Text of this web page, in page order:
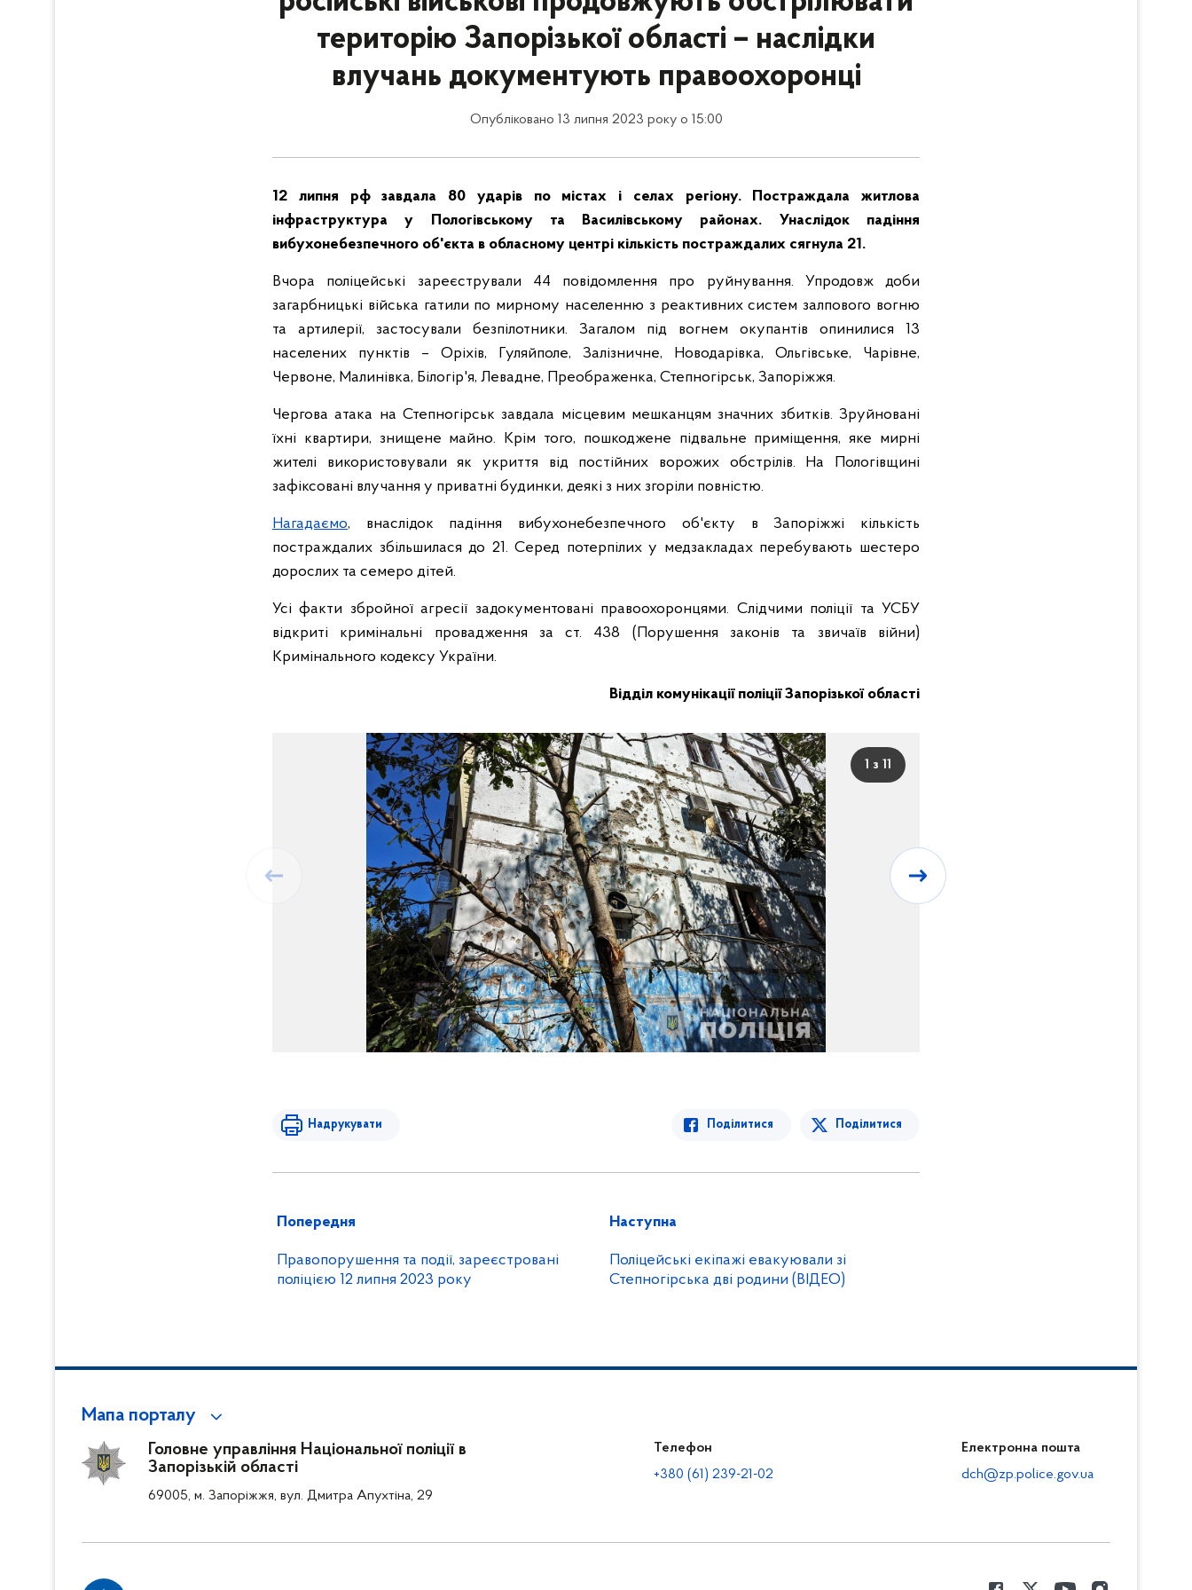
територію Запорізької області – наслідки
влучань документують правоохоронці
Опубліковано 13 липня 2023 року о 15:00
12 липня рф завдала 80 ударів по містах і селах регіону. Постраждала житлова
інфраструктура у Пологівському та Василівському районах. Унаслідок падіння
вибухонебезпечного об'єкта в обласному центрі кількість постраждалих сягнула 21.
Вчора поліцейські зареєстрували 44 повідомлення про руйнування. Упродовж доби
загарбницькі війська гатили по мирному населенню з реактивних систем залпового вогню
та артилерії, застосували безпілотники. Загалом під вогнем окупантів опинилися 13
населених пунктів – Оріхів,
Гуляйполе, Залізничне, Новодарівка, Ольгівське, Чарівне,
Червоне, Малинівка, Білогір'я, Левадне, Преображенка, Степногірськ, Запоріжжя.
Чергова атака на Степногірськ завдала місцевим мешканцям значних збитків. Зруйновані
їхні квартири, знищене майно. Крім того, пошкоджене підвальне приміщення, яке мирні
жителі використовували як укриття від постійних ворожих обстрілів. На Пологівщині
зафіксовані влучання у приватні будинки, деякі з них згоріли повністю.
Нагадаємо, внаслідок падіння вибухонебезпечного об'єкту в Запоріжжі кількість
постраждалих збільшилася до 21. Серед потерпілих у медзакладах перебувають шестеро
дорослих та семеро дітей.
Усі факти збройної агресії задокументовані правоохоронцями. Слідчими поліції та УСБУ
відкриті кримінальні провадження за ст. 438 (Порушення законів та звичаїв війни)
Кримінального кодексу України.
Відділ комунікації поліції Запорізької області
1 з 11
Надрукувати Поділитися Поділитися
Попередня
Правопорушення та події, зареєстровані
поліцією 12 липня 2023 року
Наступна
Поліцейські екіпажі евакуювали зі
Степногірська дві родини (ВІДЕО)
Мапа порталу
Головне управління Національної поліції в
Запорізькій області
69005, м. Запоріжжя, вул. Дмитра Апухтіна, 29
Телефон
+380 (61) 239-21-02
Електронна пошта
dch@zp.police.gov.ua